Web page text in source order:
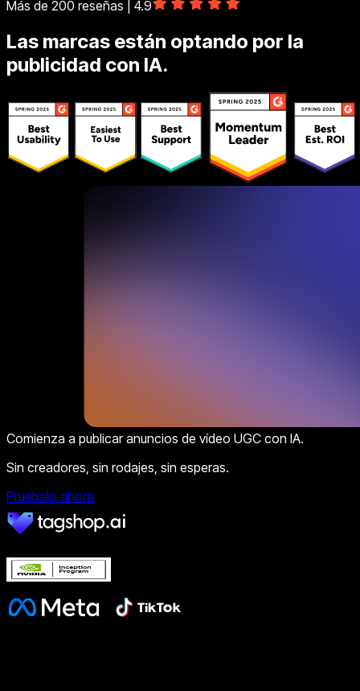
Más de 200 reseñas | 4.9
Las marcas están optando por la
publicidad con IA.
Comienza a publicar anuncios de vídeo UGC con IA.
Sin creadores, sin rodajes, sin esperas.
Pruébalo ahora